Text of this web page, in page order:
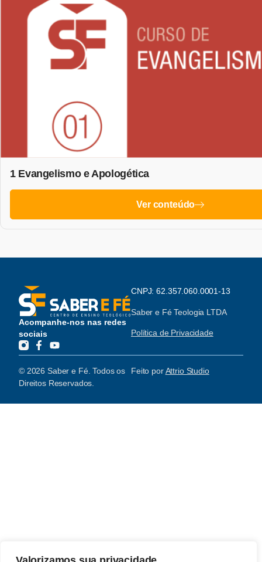
1 Evangelismo e Apologética
Ver conteúdo
Acompanhe-nos nas redes
sociais
CNPJ: 62.357.060.0001-13
Saber e Fé Teologia LTDA
Política de Privacidade
© 2026 Saber e Fé. Todos os
Direitos Reservados.
Feito porAttrio Studio